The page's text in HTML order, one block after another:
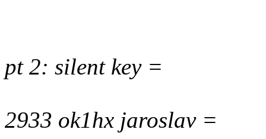
pt 2: silent key =
2933 ok1hx jaroslav =